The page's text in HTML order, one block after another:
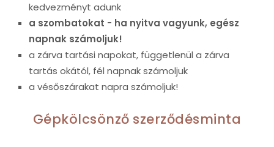
kedvezményt adunk
a szombatokat - ha nyitva vagyunk, egész
napnak számoljuk!
a zárva tartási napokat, függetlenül a zárva
tartás okától, fél napnak számoljuk
a vésőszárakat napra számoljuk!
Gépkölcsönző szerződésminta